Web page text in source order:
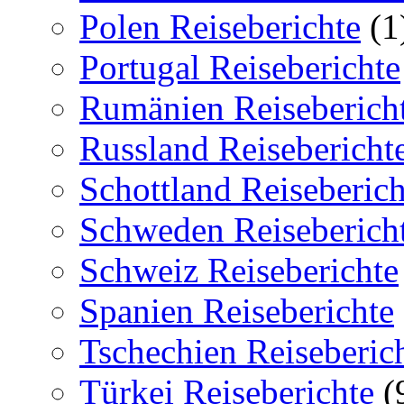
Polen Reiseberichte
Portugal Reiseberichte
Rumänien
Russland
Schottland
Schweden
Schweiz Reiseberichte
Spanien Reiseberichte
Tschechien
Türkei Reiseberichte